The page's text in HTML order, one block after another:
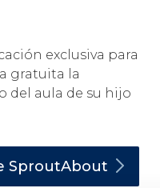
exclusiva para
gratuita la
del aula de su hijo
SproutAbout